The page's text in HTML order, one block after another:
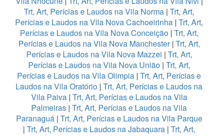
Trt, Art, Perícias e Laudos na Vila Norma | Trt, Art,
Perícias e Laudos na Vila Nova Cachoeirinha | Trt, Art,
Perícias e Laudos na Vila Nova Conceição| Trt, Art,
Perícias e Laudos na Vila Nova Manchester| Trt, Art,
Perícias e Laudos na Vila Nova Mazzei | Trt, Art,
Perícias e Laudos na Vila Nova União| Trt, Art,
Perícias e Laudos na Vila Olimpia | Trt, Art, Perícias e
Laudos na Vila Oratório | Trt, Art, Perícias e Laudos na
Vila Paiva| Trt, Art, Perícias e Laudos na Vila
Palmeiras | Trt, Art, Perícias e Laudos na Vila
Paranaguá| Trt, Art, Perícias e Laudos na Vila Parque
| Trt, Art, Perícias e Laudos na Jabaquara | Trt, Art,